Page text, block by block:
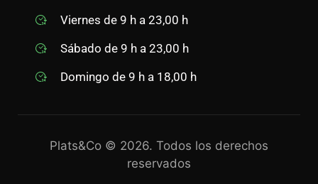
Viernes de 9 h a 23,00 h
Sábado de 9 h a 23,00 h
Domingo de 9 h a 18,00 h
Plats&Co © 2026. Todos los derechos
reservados